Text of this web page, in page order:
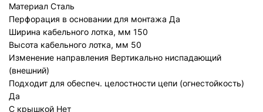
Материал Сталь
Перфорация в основании для монтажа Да
Ширина кабельного лотка, мм 150
Высота кабельного лотка, мм 50
Изменение направления Вертикально ниспадающий
(внешний)
Подходит для обеспеч. целостности цепи (огнестойкость)
Да
С крышкой Нет